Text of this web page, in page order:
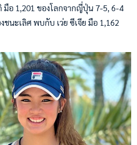
มือ 1,201 ของโลกจากญี่ปุ่น 7-5, 6-4
ชนะเลิศ พบกับ เว่ย ซีเจีย มือ 1,162